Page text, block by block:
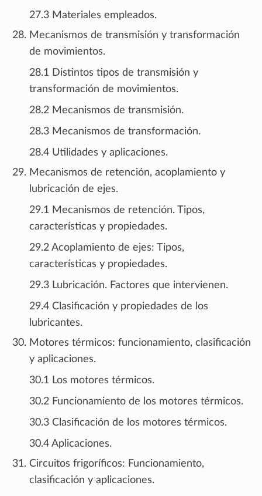
27.3 Materiales empleados.
Mecanismos de transmisión y transformación
de movimientos.
28.1 Distintos tipos de transmisión y
transformación de movimientos.
28.2 Mecanismos de transmisión.
28.3 Mecanismos de transformación.
28.4 Utilidades y aplicaciones.
Mecanismos de retención, acoplamiento y
lubricación de ejes.
29.1 Mecanismos de retención. Tipos,
características y propiedades.
29.2 Acoplamiento de ejes: Tipos,
características y propiedades.
29.3 Lubricación. Factores que intervienen.
29.4 Clasificación y propiedades de los
lubricantes.
Motores térmicos: funcionamiento, clasificación
y aplicaciones.
30.1 Los motores térmicos.
30.2 Funcionamiento de los motores térmicos.
30.3 Clasificación de los motores térmicos.
30.4 Aplicaciones.
Circuitos frigoríficos: Funcionamiento,
clasificación y aplicaciones.